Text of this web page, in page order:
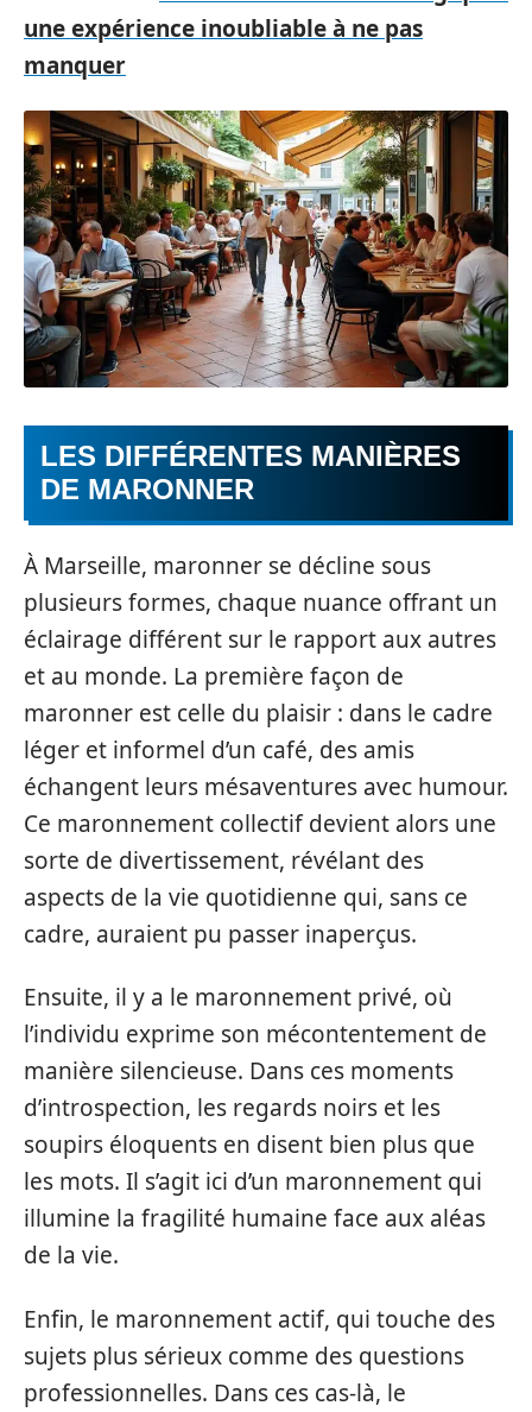
une expérience inoubliable à ne pas
manquer
LES DIFFÉRENTES MANIÈRES
DE MARONNER
À Marseille, maronner se décline sous
plusieurs formes, chaque nuance offrant un
éclairage différent sur le rapport aux autres
et au monde. La première façon de
maronner est celle du plaisir : dans le cadre
léger et informel d’un café, des amis
échangent leurs mésaventures avec humour.
Ce maronnement collectif devient alors une
sorte de divertissement, révélant des
aspects de la vie quotidienne qui, sans ce
cadre, auraient pu passer inaperçus.
Ensuite, il y a le maronnement privé, où
l’individu exprime son mécontentement de
manière silencieuse. Dans ces moments
d’introspection, les regards noirs et les
soupirs éloquents en disent bien plus que
les mots. Il s’agit ici d’un maronnement qui
illumine la fragilité humaine face aux aléas
de la vie.
Enfin, le maronnement actif, qui touche des
sujets plus sérieux comme des questions
professionnelles. Dans ces cas-là, le